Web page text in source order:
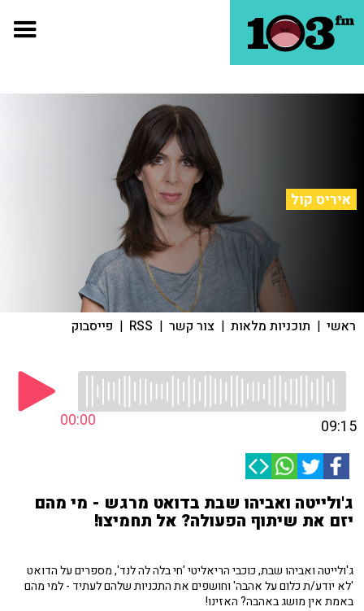
איריס קול
ראשי | תוכניות מלאות | צור קשר |
RSS
| פייסבוק
00:00 09:15
ג'ולייטה ואביהו שבת בדואט מרגש - מי מהם
יזם את שיתוף הפעולה? אל תחמיצו!
ג'ולייטה ואביהו שבת, כוכבי הריאליטי 'חי בלה לה לנד', מספרים על הדואט
'לא יודע/ת כלום על אהבה' וחושפים את התכניות שלהם לעתיד - למי מהם
באמת אין מושג באהבה? האזינו!